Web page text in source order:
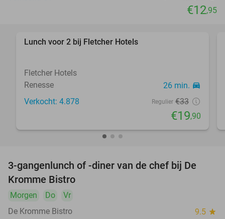
€12,95
Lunch voor 2 bij Fletcher Hotels
Fletcher Hotels
Renesse
26 min. directions_car
Verkocht: 4.878 Regulier €33
€19,90
20%
3-gangenlunch of -diner van de chef bij De
Kromme Bistro
Morgen Do
Vr
De Kromme Bistro
9.5 star